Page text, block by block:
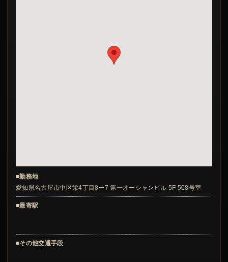
■勤務地
愛知県名古屋市中区栄4丁目8ー7 第一オーシャンビル 5F 508号室
■最寄駅
■その他交通手段